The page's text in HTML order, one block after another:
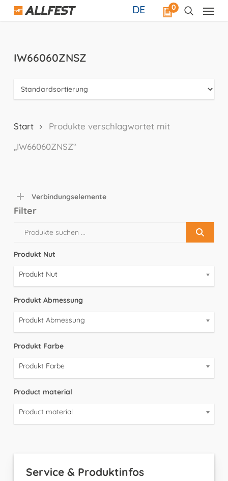
Skip
0
DE
IW66060ZNSZ
Start
Produkte verschlagwortet mit
„IW66060ZNSZ“
Verbindungselemente
Filter
Produkt Nut
Produkt Nut
Produkt Abmessung
Produkt Abmessung
Produkt Farbe
Produkt Farbe
Product material
Product material
Service & Produktinfos